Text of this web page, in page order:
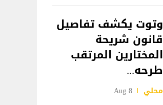
وتوت يكشف تفاصيل
قانون شريحة
المختارين المرتقب
طرحه...
محلي 8 Aug